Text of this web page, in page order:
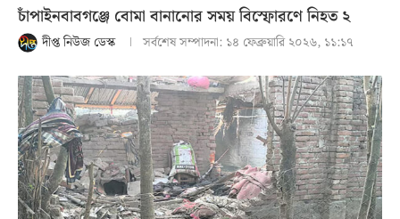
চাঁপাইনবাবগঞ্জে বোমা বানানোর সময় বিস্ফোরণে নিহত ২
দীপ্ত নিউজ ডেস্ক সর্বশেষ সম্পাদনা: ১৪ ফেব্রুয়ারি ২০২৬, ১১:১৭